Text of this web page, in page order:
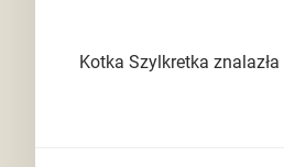
Kotka Szylkretka